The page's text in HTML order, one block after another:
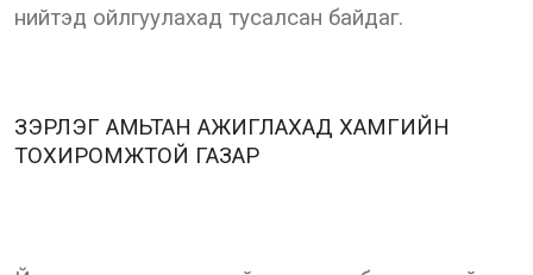
нийтэд ойлгуулахад тусалсан байдаг.
ЗЭРЛЭГ АМЬТАН АЖИГЛАХАД ХАМГИЙН
ТОХИРОМЖТОЙ ГАЗАР